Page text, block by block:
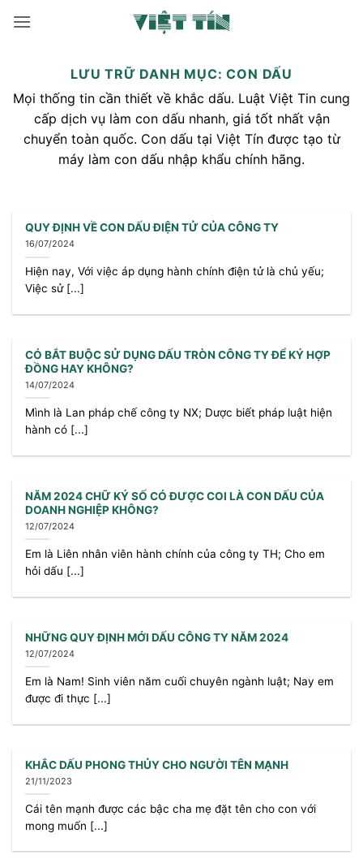
qua
LƯU TRỮ DANH MỤC:CON DẤU
Mọi thống tin cần thiết về khắc dấu. Luật Việt Tin cung
cấp dịch vụ làm con dấu nhanh, giá tốt nhất vận
chuyển toàn quốc. Con dấu tại Việt Tín được tạo từ
máy làm con dấu nhập khẩu chính hãng.
QUY ĐỊNH VỀ CON DẤU ĐIỆN TỬ CỦA CÔNG TY
16/07/2024
Hiện nay, Với việc áp dụng hành chính điện tử là chủ yếu;
Việc sử [...]
CÓ BẮT BUỘC SỬ DỤNG DẤU TRÒN CÔNG TY ĐỂ KÝ HỢP
ĐỒNG HAY KHÔNG?
14/07/2024
Mình là Lan pháp chế công ty NX; Dược biết pháp luật hiện
hành có [...]
NĂM 2024 CHỮ KÝ SỐ CÓ ĐƯỢC COI LÀ CON DẤU CỦA
DOANH NGHIỆP KHÔNG?
12/07/2024
Em là Liên nhân viên hành chính của công ty TH; Cho em
hỏi dấu [...]
NHỮNG QUY ĐỊNH MỚI DẤU CÔNG TY NĂM 2024
12/07/2024
Em là Nam! Sinh viên năm cuối chuyên ngành luật; Nay em
được đi thực [...]
KHẮC DẤU PHONG THỦY CHO NGƯỜI TÊN MẠNH
21/11/2023
Cái tên mạnh được các bậc cha mẹ đặt tên cho con với
mong muốn [...]